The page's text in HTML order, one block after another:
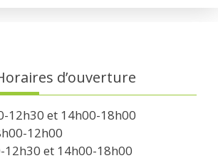
d’ouverture
12h30 et 14h00-18h00
12h00
12h30 et 14h00-18h00